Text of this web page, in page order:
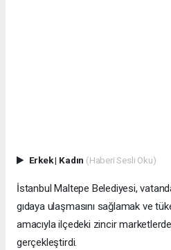
Erkek| Kadın (Haberi Sesli Oku)
İstanbul Maltepe Belediyesi,
gıdaya ulaşmasını sağlamak ve
amacıyla ilçedeki zincir
gerçekleştirdi.